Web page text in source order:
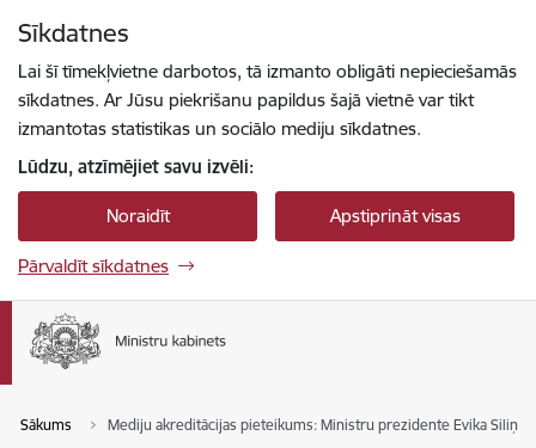
Sīkdatnes
Lai šī tīmekļvietne darbotos, tā izmanto obligāti nepieciešamās
sīkdatnes. Ar Jūsu piekrišanu papildus šajā vietnē var tikt
izmantotas statistikas un sociālo mediju sīkdatnes.
Lūdzu, atzīmējiet savu izvēli:
Noraidīt Apstiprināt visas
Pārvaldīt sīkdatnes
Sākums Mediju akreditācijas pieteikums: Ministru prezidente Evika